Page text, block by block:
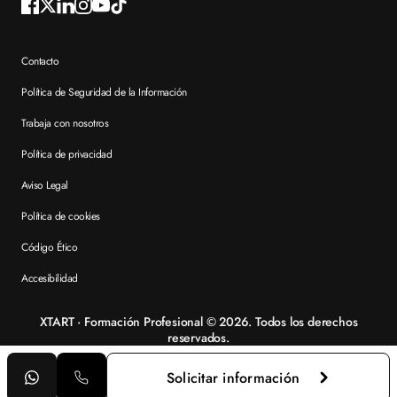
Contacto
Política de Seguridad de la Información
Trabaja con nosotros
Política de privacidad
Aviso Legal
Política de cookies
Código Ético
Accesibilidad
XTART · Formación Profesional © 2026. Todos los derechos
reservados.
Solicitar información